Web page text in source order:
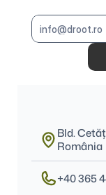
Bld.
România
+40 365